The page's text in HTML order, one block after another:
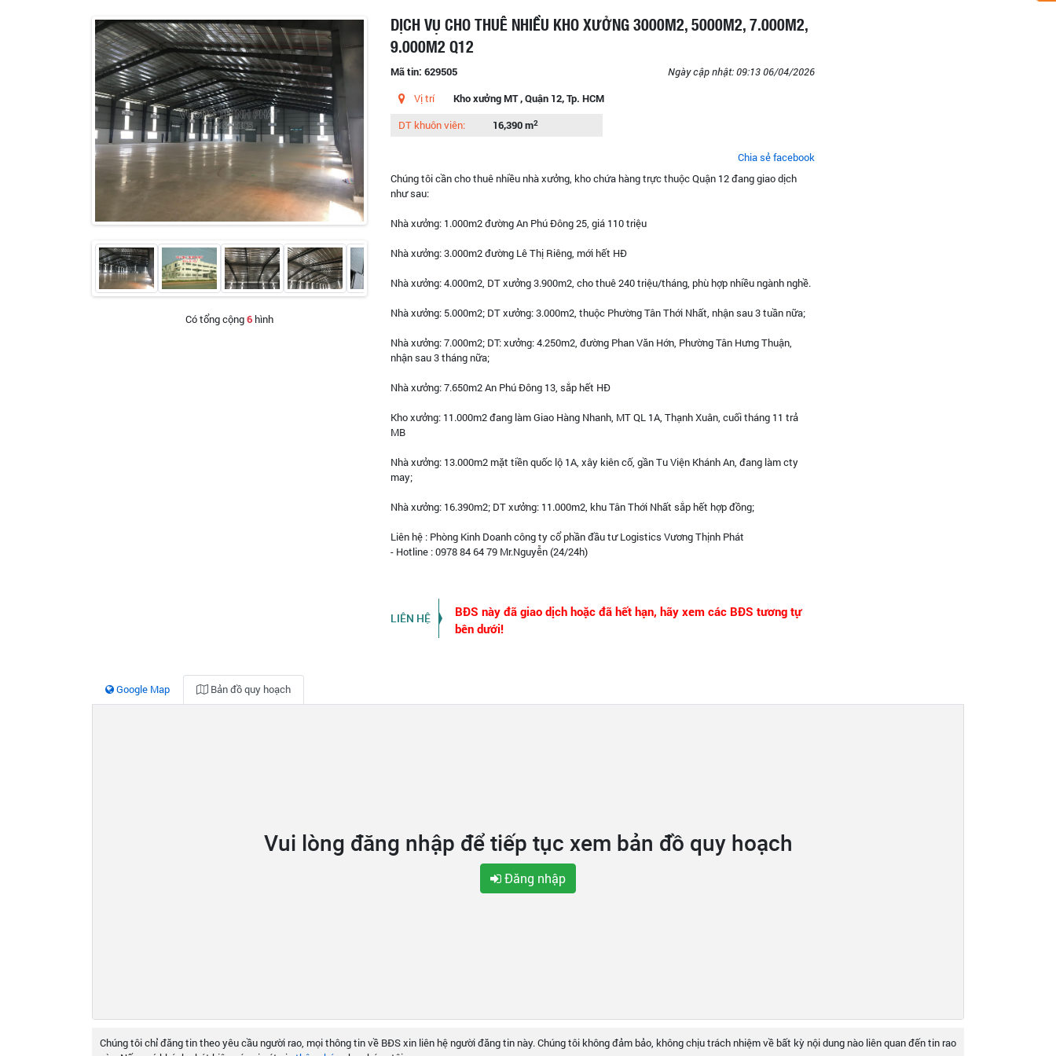
Có tổng cộng6 hình
DỊCH VỤ CHO THUÊ NHIỀU KHO XƯỞNG 3000M2, 5000M2, 7.000M2,
9.000M2 Q12
Mã tin: 629505
Ngày cập nhật: 09:13 06/04/2026
Vị trí
Kho xưởng MT , Quận 12, Tp. HCM
DT khuôn viên:
16,390 m2
Chia sẻ facebook
Chúng tôi cần cho thuê nhiều nhà xưởng, kho chứa hàng trực thuộc Quận 12 đang giao dịch
như sau:
Nhà xưởng: 1.000m2 đường An Phú Đông 25, giá 110 triệu
Nhà xưởng: 3.000m2 đường Lê Thị Riêng, mới hết HĐ
Nhà xưởng: 4.000m2, DT xưởng 3.900m2, cho thuê 240 triệu/tháng, phù hợp nhiều ngành nghề.
Nhà xưởng: 5.000m2; DT xưởng: 3.000m2, thuộc Phường Tân Thới Nhất, nhận sau 3 tuần nữa;
Nhà xưởng: 7.000m2; DT: xưởng: 4.250m2, đường Phan Văn Hớn, Phường Tân Hưng Thuận,
nhận sau 3 tháng nữa;
Nhà xưởng: 7.650m2 An Phú Đông 13, sắp hết HĐ
Kho xưởng: 11.000m2 đang làm Giao Hàng Nhanh, MT QL 1A, Thạnh Xuân, cuối tháng 11 trả
MB
Nhà xưởng: 13.000m2 mặt tiền quốc lộ 1A, xây kiên cố, gần Tu Viện Khánh An, đang làm cty
may;
Nhà xưởng: 16.390m2; DT xưởng: 11.000m2, khu Tân Thới Nhất sắp hết hợp đồng;
Liên hệ : Phòng Kinh Doanh công ty cổ phần đầu tư Logistics Vương Thịnh Phát
- Hotline : 0978 84 64 79 Mr.Nguyễn (24/24h)
LIÊN HỆ
BĐS này đã giao dịch hoặc đã hết hạn, hãy xem các BĐS tương tự
bên dưới!
Google Map Bản đồ quy hoạch
Vui lòng đăng nhập để tiếp tục xem bản đồ quy hoạch
Đăng nhập
Chúng tôi chỉ đăng tin theo yêu cầu người rao, mọi thông tin về BĐS xin liên hệ người đăng tin này. Chúng tôi không đảm bảo, không chịu trách nhiệm về bất kỳ nội dung nào liên quan đến tin rao